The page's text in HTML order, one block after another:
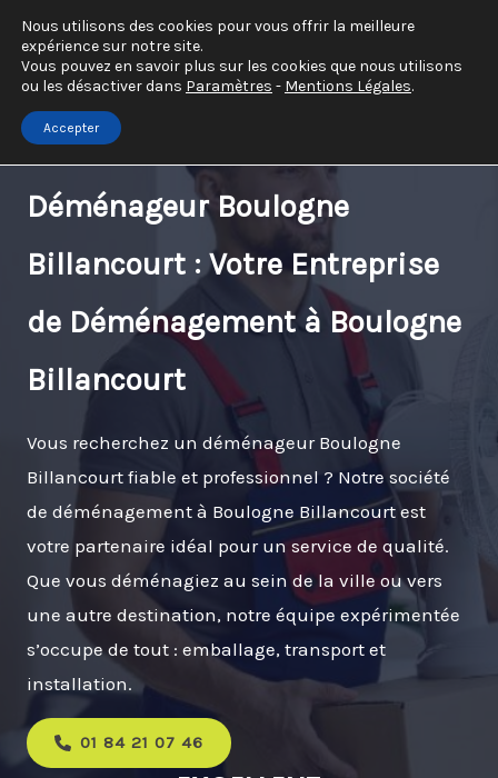
Aller
au
contenu
Déménageur Boulogne
Billancourt : Votre Entreprise
de Déménagement à Boulogne
Billancourt
Vous recherchez un déménageur Boulogne
Billancourt fiable et professionnel ? Notre société
de déménagement à Boulogne Billancourt est
votre partenaire idéal pour un service de qualité.
Que vous déménagiez au sein de la ville ou vers
une autre destination, notre équipe expérimentée
s’occupe de tout : emballage, transport et
installation.
01 84 21 07 46
Nous utilisons des cookies pour vous offrir la meilleure
expérience sur notre site.
Vous pouvez en savoir plus sur les cookies que nous utilisons
ou les désactiver dans Paramètres - Mentions Légales.
Accepter